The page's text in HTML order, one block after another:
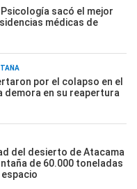
sacó el mejor
médicas de
por el colapso en el
demora en su reapertura
del desierto de Atacama
de 60.000 toneladas